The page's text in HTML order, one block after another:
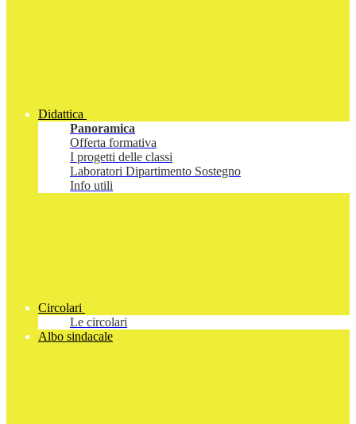
Didattica
Panoramica
Offerta formativa
I progetti delle classi
Laboratori Dipartimento Sostegno
Info utili
Circolari
Le circolari
Albo sindacale